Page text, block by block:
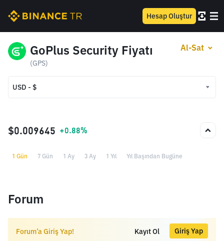
Hesap Oluştur
GoPlus Security Fiyatı
(GPS)
Al-Sat
USD - $
TRY - ₺
$0.009645 +0.88%
1 Gün 7 Gün 1 Ay 3 Ay 1 Yıl Yıl Başından Bugüne
Forum
Forum’a Giriş Yap! Kayıt Ol Giriş Yap